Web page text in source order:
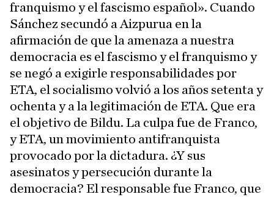
franquismo y el fascismo español». Cuando
Sánchez secundó a Aizpurua en la
afirmación de que la amenaza a nuestra
democracia es el fascismo y el franquismo y
se negó a exigirle responsabilidades por
ETA, el socialismo volvió a los años setenta y
ochenta y a la legitimación de ETA. Que era
el objetivo de Bildu. La culpa fue de Franco,
y ETA, un movimiento antifranquista
provocado por la dictadura. ¿Y sus
asesinatos y persecución durante la
democracia? El responsable fue Franco, que